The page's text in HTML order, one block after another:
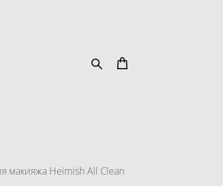
Heimish All Clean